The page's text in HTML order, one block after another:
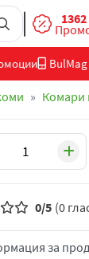
1362
Комари
0/5 (0
за